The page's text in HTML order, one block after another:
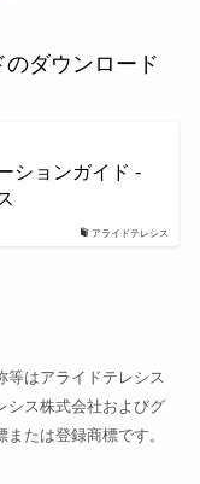
ダウンロード
アライドテレシス
ションガイド -
等はアライドテレシス
シス株式会社およびグ
たは登録商標です。